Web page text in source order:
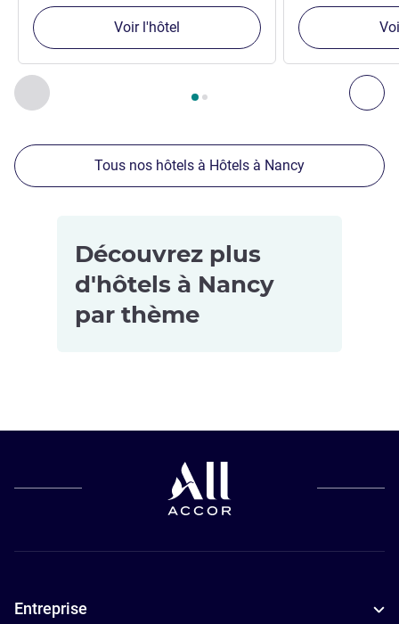
Précédent - Nos autres établissements à proximité
Page , Nos autres établissements à proximité 1 :,
Voir l'hôtel
Tous nos hôtels à Hôtels à Nancy
Découvrez plus
d'hôtels à Nancy
par thème
Hôtels
familles à
Entreprise